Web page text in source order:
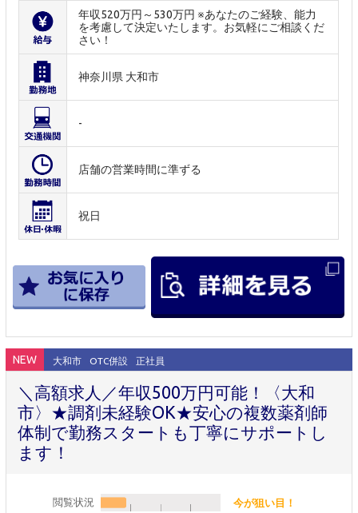
年収520万円～530万円 ※あなたのご経験、能力
を考慮して決定いたします。お気軽にご相談くだ
さい！
神奈川県 大和市
-
店舗の営業時間に準ずる
祝日
NEW 大和市 OTC併設 正社員
＼高額求人／年収500万円可能！〈大和
市〉★調剤未経験OK★安心の複数薬剤師
体制で勤務スタートも丁寧にサポートし
ます！
閲覧状況 今が狙い目！